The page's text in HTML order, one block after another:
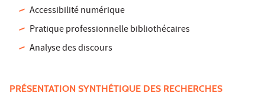
Accessibilité numérique
Pratique professionnelle bibliothécaires
Analyse des discours
PRÉSENTATION SYNTHÉTIQUE DES RECHERCHES